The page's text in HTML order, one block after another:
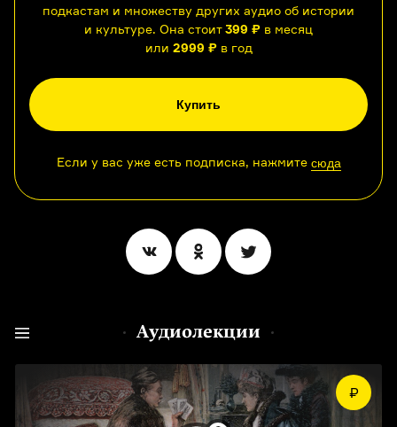
подкастам и множеству других аудио об истории
и культуре. Она стоит399 ₽ в месяц
или 2999 ₽в год
Купить
Если у вас уже есть подписка, нажмите сюда
Аудиолекции